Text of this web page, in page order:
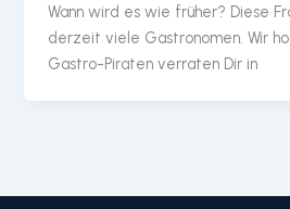
Wann wird es wie früher? Diese
derzeit viele Gastronomen. Wir
Gastro-Piraten verraten Dir in